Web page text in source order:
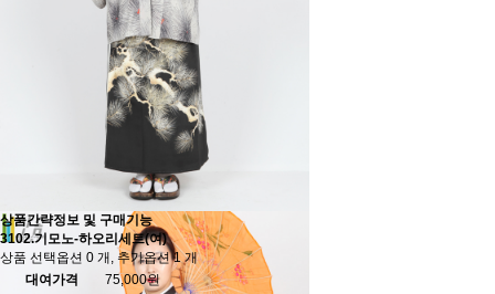
상품간략정보 및 구매기능
3102.기모노-하오리세트(여)
상품 선택옵션 0 개, 추가옵션 1 개
대여가격
75,000원